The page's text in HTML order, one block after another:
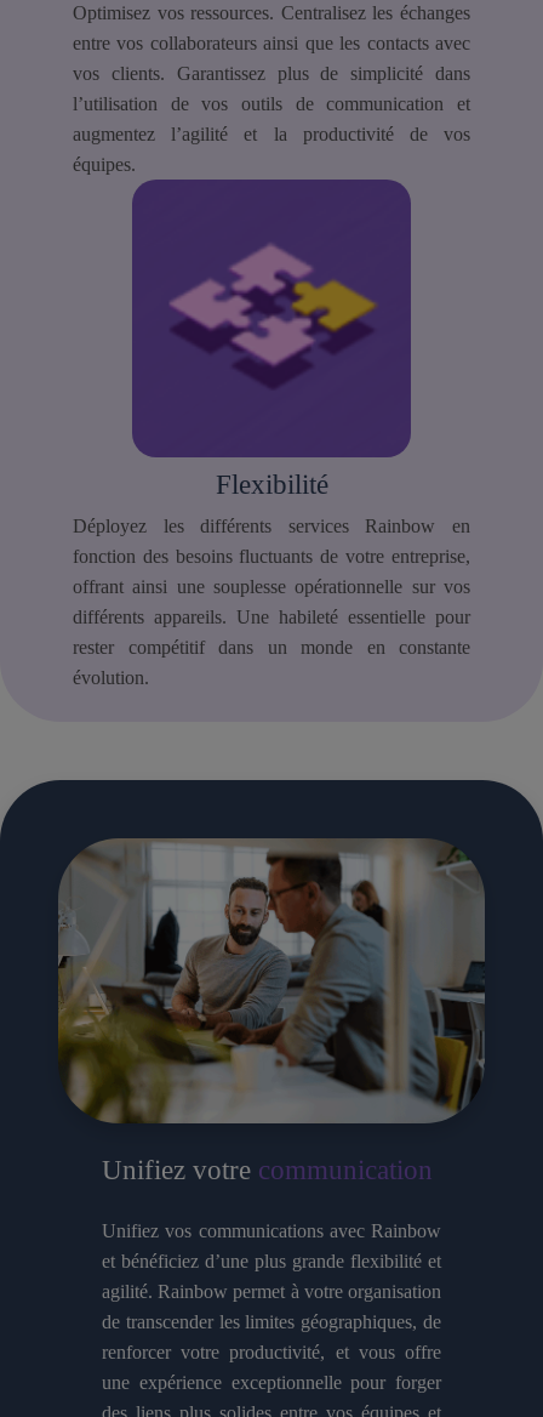
Optimisez vos ressources. Centralisez les échanges
entre vos collaborateurs ainsi que les contacts avec
vos clients. Garantissez plus de simplicité dans
l’utilisation de vos outils de communication et
augmentez l’agilité et la productivité de vos
équipes.
Flexibilité
Déployez les différents services Rainbow en
fonction des besoins fluctuants de votre entreprise,
offrant ainsi une souplesse opérationnelle sur vos
différents appareils. Une habileté essentielle pour
rester compétitif dans un monde en constante
évolution.
Unifiez votre communication
Unifiez vos communications avec Rainbow
et bénéficiez d’une plus grande flexibilité et
agilité. Rainbow permet à votre organisation
de transcender les limites géographiques, de
renforcer votre productivité, et vous offre
une expérience exceptionnelle pour forger
des liens plus solides entre vos équipes et